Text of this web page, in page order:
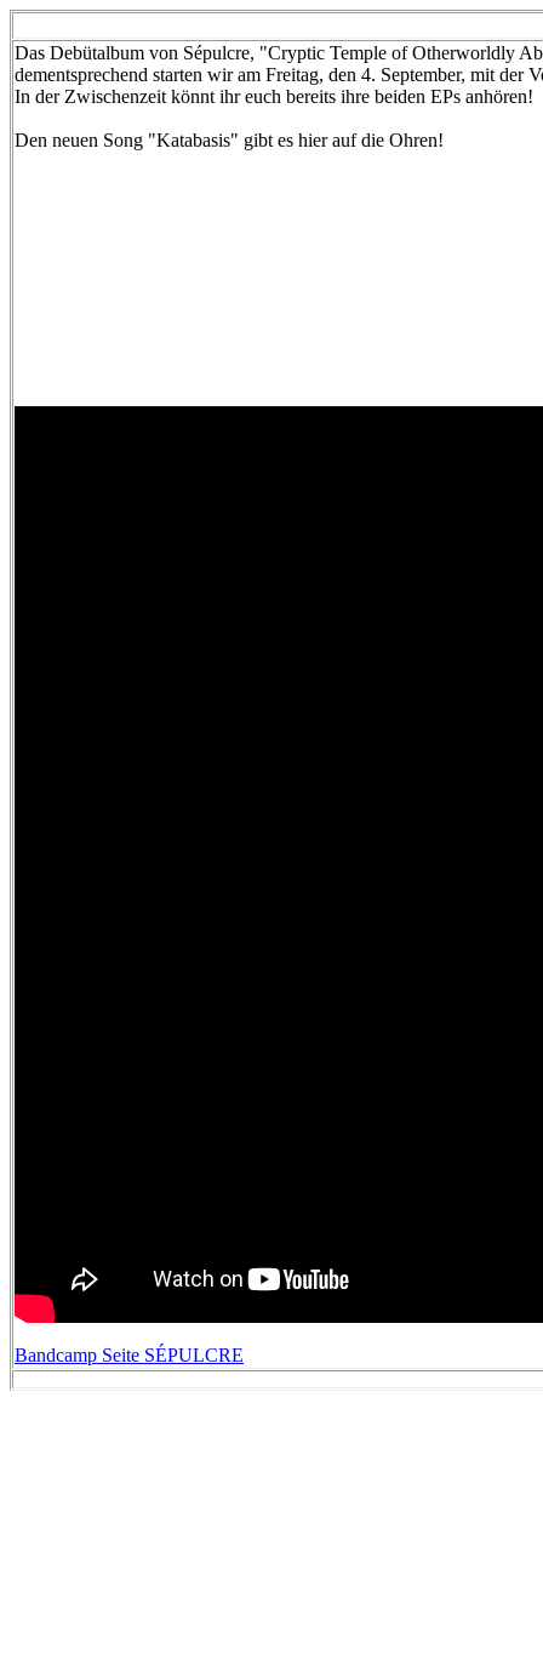
Das Debütalbum von Sépulcre, "Cryptic Temple of Otherworldly
dementsprechend starten wir am Freitag, den 4. September, mit
In der Zwischenzeit könnt ihr euch bereits ihre beiden EPs anhören!
Den neuen Song "Katabasis" gibt es hier auf die Ohren!
Bandcamp Seite SÉPULCRE